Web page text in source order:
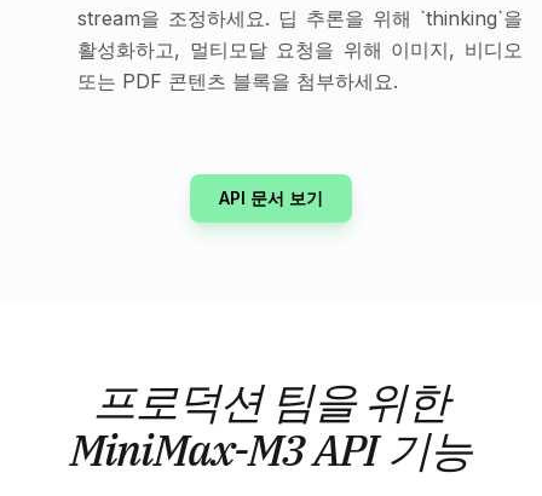
stream을 조정하세요. 딥 추론을 위해 `thinking`을
활성화하고, 멀티모달 요청을 위해 이미지, 비디오
또는 PDF 콘텐츠 블록을 첨부하세요.
API 문서 보기
프로덕션 팀을 위한
MiniMax-M3 API 기능